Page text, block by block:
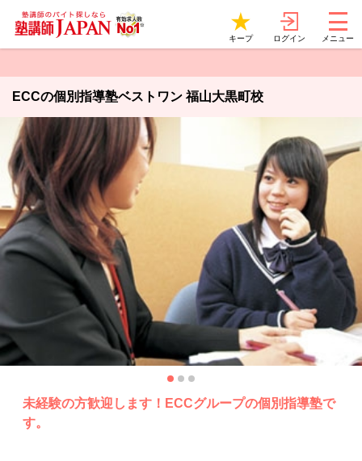
キープ ログイン メニュー
ECCの個別指導塾ベストワン 福山大黒町校
未経験の方歓迎します！ECCグループの個別指導塾で
す。